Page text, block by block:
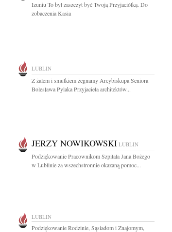
Izuniu To był zaszczyt być Twoją Przyjaciółką. Do
zobaczenia Kasia
LUBLIN
Z żalem i smutkiem żegnamy Arcybiskupa Seniora
Bolesława Pylaka Przyjaciela architektów...
JERZY NOWIKOWSKI LUBLIN
Podziękowanie Pracownikom Szpitala Jana Bożego
w Lublinie za wszechstronnie okazaną pomoc...
LUBLIN
Podziękowanie Rodzinie, Sąsiadom i Znajomym,